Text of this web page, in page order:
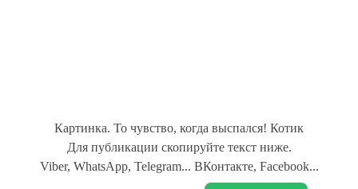
Картинка. То чувство, когда выспался! Котик
Для публикации скопируйте текст ниже.
Viber, WhatsApp, Telegram... ВКонтакте, Facebook...